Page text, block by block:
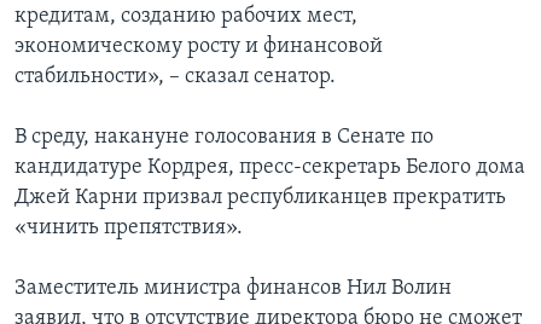
кредитам, созданию рабочих мест,
экономическому росту и финансовой
стабильности», – сказал сенатор.
В среду, накануне голосования в Сенате по
кандидатуре Кордрея, пресс-секретарь Белого дома
Джей Карни призвал республиканцев прекратить
«чинить препятствия».
Заместитель министра финансов Нил Волин
заявил, что в отсутствие директора бюро не сможет